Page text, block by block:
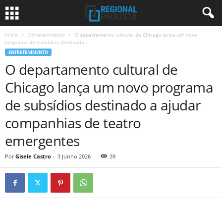
Início Entretenimento
O departamento cultural de Chicago lança um novo
programa de subsídios destinado...
ENTRETENIMENTO
O departamento cultural de
Chicago lança um novo programa
de subsídios destinado a ajudar
companhias de teatro
emergentes
Por Gisele Castro - 3 Junho 2026 39